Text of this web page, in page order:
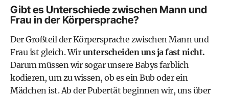
Gibt es Unterschiede zwischen Mann und
Frau in der Körpersprache?
Der Großteil der Körpersprache zwischen Mann und
Frau ist gleich. Wirunterscheiden uns ja fast nicht.
Darum müssen wir sogar unsere Babys farblich
kodieren, um zu wissen, ob es ein Bub oder ein
Mädchen ist. Ab der Pubertät beginnen wir, uns über